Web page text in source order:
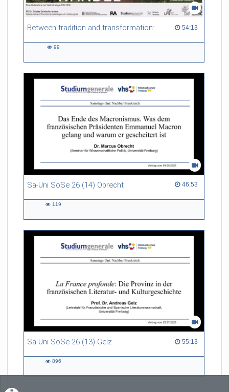
Between tradition and transformation: how owners, advisers and institutions co-create knowledge for resilient forests in Europe 54:13
54:13 duration
99
Sa-Uni SoSe 26 (14) Obrecht 46:53
46:53 duration
119
Sa-Uni SoSe 26 (13) Gelz 55:13
55:13 duration
896